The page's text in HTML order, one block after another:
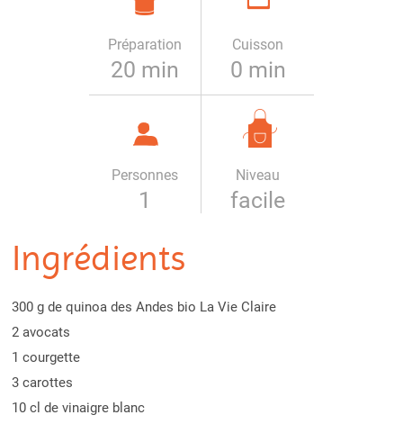
Préparation
20 min
Cuisson
0 min
Personnes
1
Niveau
facile
Ingrédients
300 g de quinoa des Andes bio La Vie Claire
2 avocats
1 courgette
3 carottes
10 cl de vinaigre blanc